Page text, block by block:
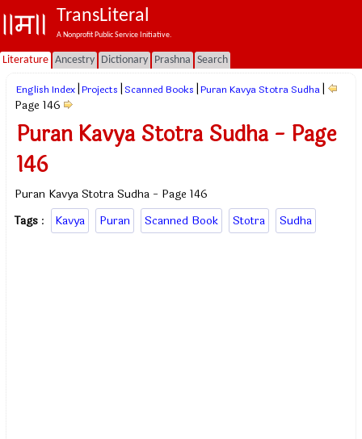
TransLiteral
A Nonprofit Public Service Initiative.
Literature Ancestry Dictionary Prashna Search
English Index Projects Scanned Books Puran Kavya Stotra Sudha
Page 146
Puran Kavya Stotra Sudha - Page
146
Puran Kavya Stotra Sudha - Page 146
Tags : Kavya Puran Scanned Book Stotra Sudha